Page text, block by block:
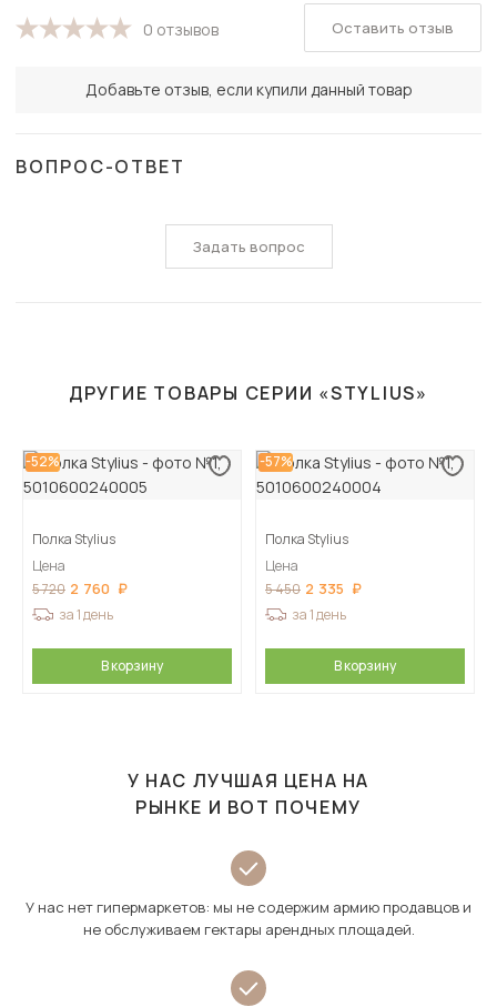
0 отзывов
Добавьте отзыв, если купили данный товар
Оставить отзыв
ВОПРОС-ОТВЕТ
Задать вопрос
ДРУГИЕ ТОВАРЫ СЕРИИ «STYLIUS»
-52%
Полка Stylius
Цена
5 720 2 760
за 1 день
В корзину
-57%
Полка Stylius
Цена
5 450 2 335
за 1 день
В корзину
У НАС ЛУЧШАЯ ЦЕНА НА
РЫНКЕ И ВОТ ПОЧЕМУ
У нас нет гипермаркетов: мы не содержим армию продавцов и
не обслуживаем гектары арендных площадей.